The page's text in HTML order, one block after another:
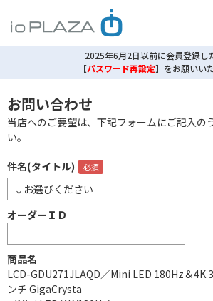
2025年6月2日以前に会員登録し
【パスワード再設定】 をお願いい
お問い合わせ
当店へのご要望は、下記フォームにご記入の
い。
件名(タイトル)
オーダーＩＤ
商品名
LCD-GDU271JLAQD／Mini LED 180Hz＆4K
ンチ GigaCrysta